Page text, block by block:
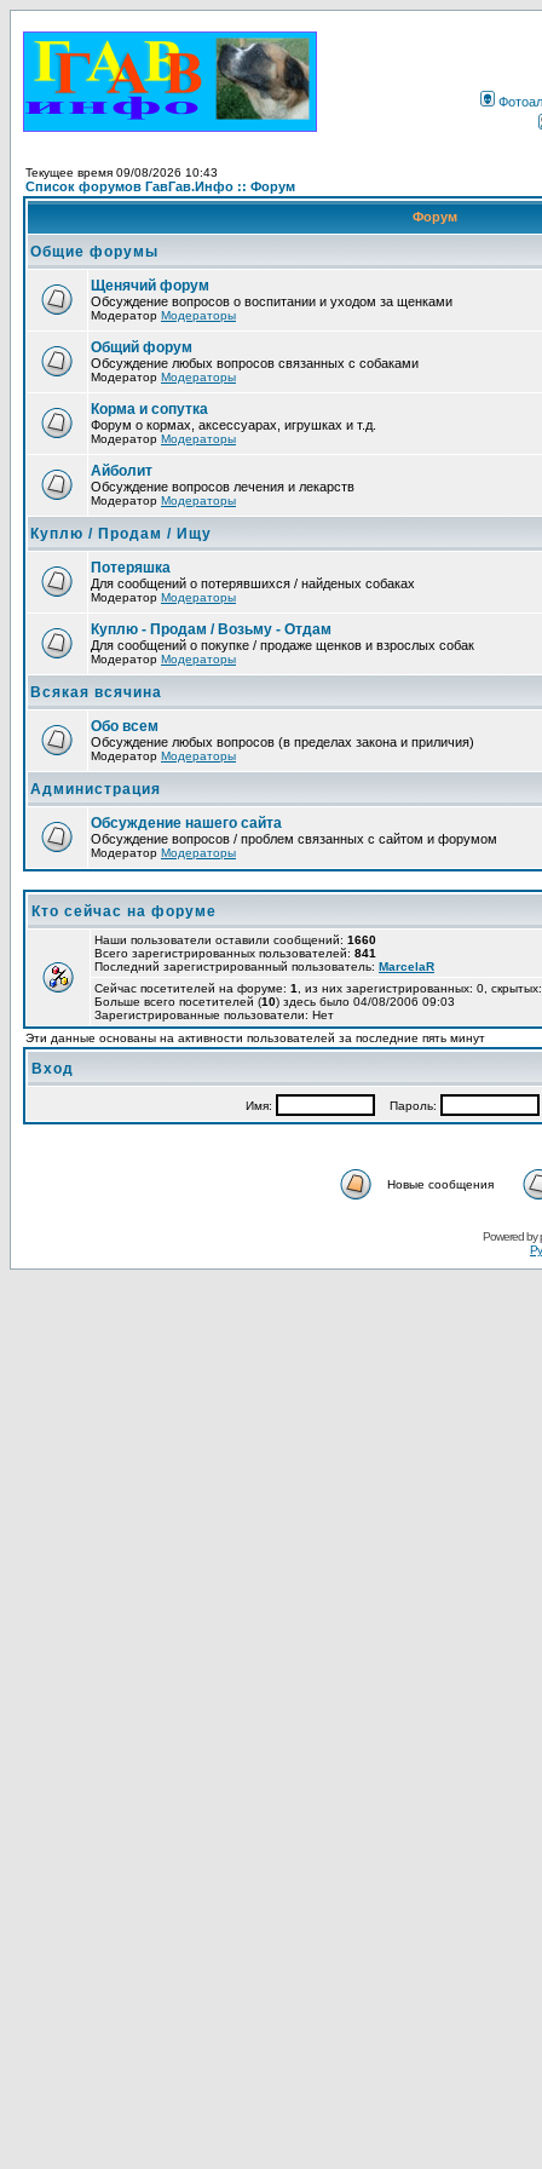
Текущее время 09/08/2026 10:43
Список форумов ГавГав.Инфо :: Форум
Форум
Общие форумы
Щенячий форум
Обсуждение вопросов о воспитании и уходом за щенками
Модератор Модераторы
Общий форум
Обсуждение любых вопросов связанных с собаками
Модератор Модераторы
Корма и сопутка
Форум о кормах, аксессуарах, игрушках и т.д.
Модератор Модераторы
Айболит
Обсуждение вопросов лечения и лекарств
Модератор Модераторы
Куплю / Продам / Ищу
Потеряшка
Для сообщений о потерявшихся / найденых собаках
Модератор Модераторы
Куплю - Продам / Возьму - Отдам
Для сообщений о покупке / продаже щенков и взрослых собак
Модератор Модераторы
Всякая всячина
Обо всем
Обсуждение любых вопросов (в пределах закона и приличия)
Модератор Модераторы
Администрация
Обсуждение нашего сайта
Обсуждение вопросов / проблем связанных с сайтом и форумом
Модератор Модераторы
Кто сейчас на форуме
Наши пользователи оставили сообщений: 1660
Всего зарегистрированных пользователей: 841
Последний зарегистрированный пользователь: MarcelaR
Сейчас посетителей на форуме: 1
, из них зарегистрированных: 0,
Больше всего посетителей (10) здесь было 04/08/2006 09:03
Зарегистрированные пользователи: Нет
Эти данные основаны на активности пользователей за последние пять минут
Вход
Имя: Пароль:
Новые сообщения
Powered by